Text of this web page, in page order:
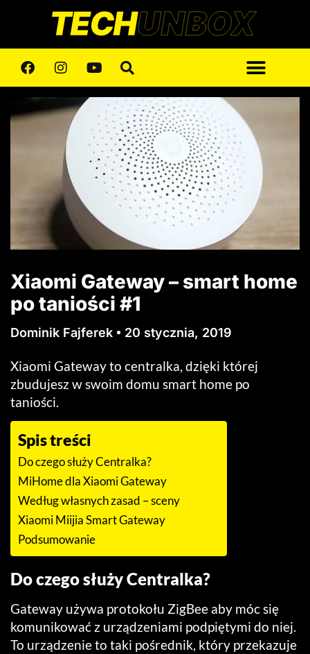
Xiaomi Gateway – smart home
po taniości #1
Dominik Fajferek 20 stycznia, 2019
Xiaomi Gateway to centralka, dzięki której
zbudujesz w swoim domu smart home po
taniości.
Spis treści
Do czego służy Centralka?
MiHome dla Xiaomi Gateway
Według własnych zasad – sceny
Xiaomi Miijia Smart Gateway
Podsumowanie
Do czego służy Centralka?
Gateway używa protokołu ZigBee aby móc się
komunikować z urządzeniami podpiętymi do niej.
To urządzenie to taki pośrednik, który przekazuje